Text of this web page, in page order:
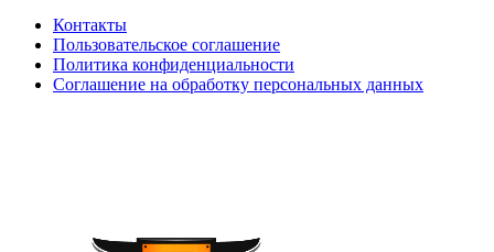
Контакты
Пользовательское соглашение
Политика конфиденциальности
Соглашение на обработку персональных данных